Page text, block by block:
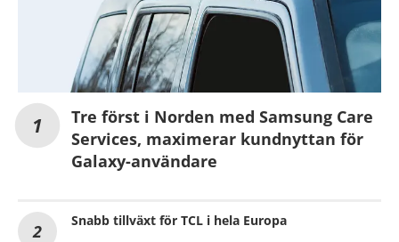
Tre först i Norden med Samsung Care
Services, maximerar kundnyttan för
Galaxy-användare
Snabb tillväxt för TCL i hela Europa